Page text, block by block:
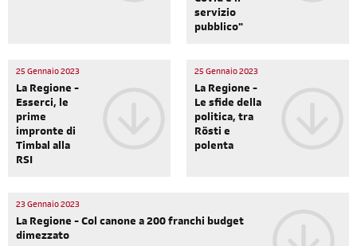
servizio
pubblico"
25 Gennaio 2023
La Regione -
Esserci, le
prime
impronte di
Timbal alla
RSI
25 Gennaio 2023
La Regione -
Le sfide della
politica, tra
Rösti e
polenta
23 Gennaio 2023
La Regione - Col canone a 200 franchi budget
dimezzato